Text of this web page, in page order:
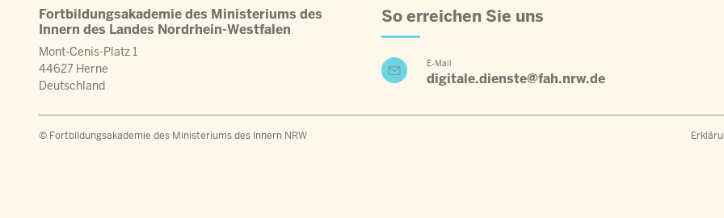
Fortbildungsakademie des Ministeriums des
Innern des Landes Nordrhein-Westfalen
Mont-Cenis-Platz 1
44627 Herne
Deutschland
So erreichen Sie uns
E-Mail
digitale.dienste@fah.nrw.de
© Fortbildungsakademie des Ministeriums des Innern NRW